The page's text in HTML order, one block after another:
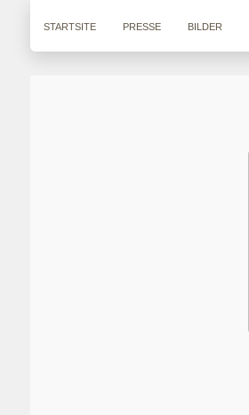
STARTSITE PRESSE BILDER